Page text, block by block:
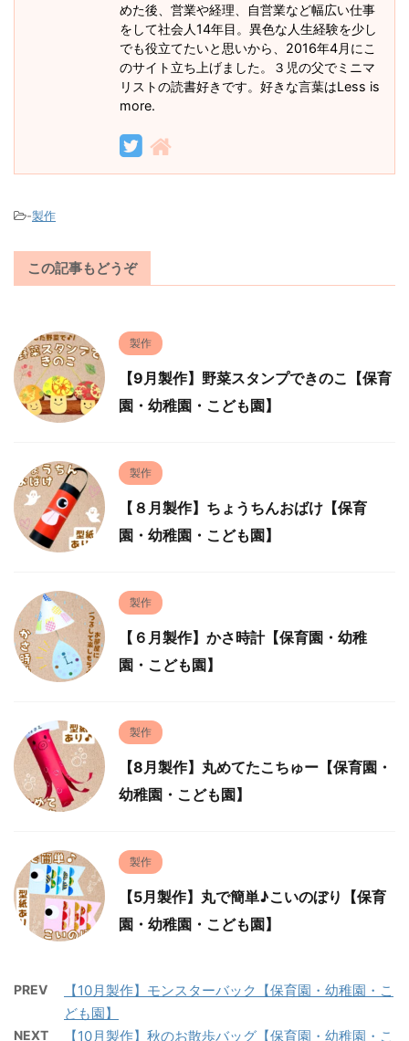
めた後、営業や経理、自営業など幅広い仕事
をして社会人14年目。異色な人生経験を少し
でも役立てたいと思いから、2016年4月にこ
のサイト立ち上げました。３児の父でミニマ
リストの読書好きです。好きな言葉はLess is
more.
-製作
この記事もどうぞ
製作
【9月製作】野菜スタンプできのこ【保育
園・幼稚園・こども園】
製作
【８月製作】ちょうちんおばけ【保育
園・幼稚園・こども園】
製作
【６月製作】かさ時計【保育園・幼稚
園・こども園】
製作
【8月製作】丸めてたこちゅー【保育園・
幼稚園・こども園】
製作
【5月製作】丸で簡単♪こいのぼり【保育
園・幼稚園・こども園】
PREV
【10月製作】モンスターバック【保育園・幼稚園・こ
ども園】
NEXT 【10月製作】秋のお散歩バッグ【保育園・幼稚園・こ